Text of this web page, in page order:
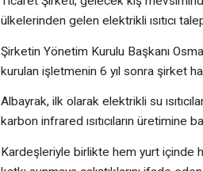
ülkelerinden gelen elektrikli ısıtıcı
Şirketin Yönetim Kurulu Başkanı
kurulan işletmenin 6 yıl sonra şirket
Albayrak, ilk olarak elektrikli su
karbon infrared ısıtıcıların üretimine
Kardeşleriyle birlikte hem yurt içinde